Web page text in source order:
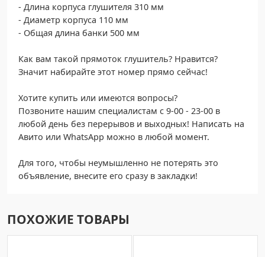
- Длина корпуса глушителя 310 мм
- Диаметр корпуса 110 мм
- Общая длина банки 500 мм
Как вам такой прямоток глушитель? Нравится?
Значит набирайте этот номер прямо сейчас!
Хотите купить или имеются вопросы?
Позвоните нашим специалистам c 9-00 - 23-00 в
любой день без перерывов и выходных! Написать на
Авито или WhatsApp можно в любой момент.
Для того, чтобы неумышленно не потерять это
объявление, внесите его сразу в закладки!
ПОХОЖИЕ ТОВАРЫ